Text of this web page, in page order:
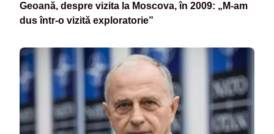
Geoană, despre vizita la Moscova, în 2009: „M-am
dus într-o vizită exploratorie”